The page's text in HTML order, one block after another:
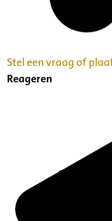
Stel een vraag of
Reageren